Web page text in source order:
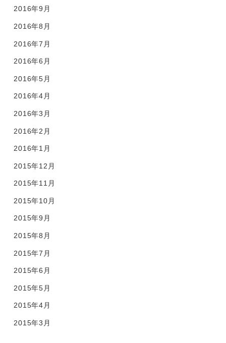
2016年9月
2016年8月
2016年7月
2016年6月
2016年5月
2016年4月
2016年3月
2016年2月
2016年1月
2015年12月
2015年11月
2015年10月
2015年9月
2015年8月
2015年7月
2015年6月
2015年5月
2015年4月
2015年3月